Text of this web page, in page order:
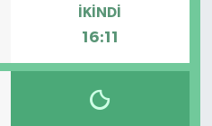
İKINDI
16:11